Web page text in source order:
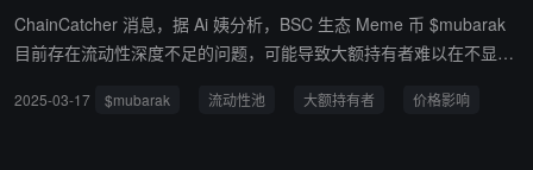
ChainCatcher 消息，据 Ai 姨分析，BSC 生态 Meme 币 $mubarak
目前存在流动性深度不足的问题，可能导致大额持有者难以在不显著
1.34 亿美元，24 小时交易额达 8810 万美元，但流动性池深度仅为
2025-03-17 $mubarak 流动性池 大额持有者 价格影响